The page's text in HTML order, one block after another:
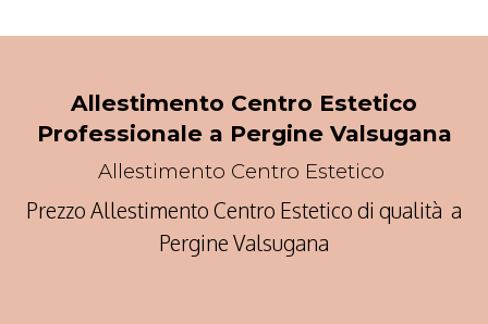
Allestimento Centro Estetico
Professionale a Pergine Valsugana
Allestimento Centro Estetico
Prezzo Allestimento Centro Estetico di qualità a
Pergine Valsugana